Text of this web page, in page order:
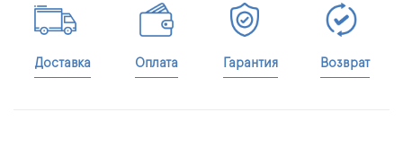
Доставка Оплата Гарантия Возврат